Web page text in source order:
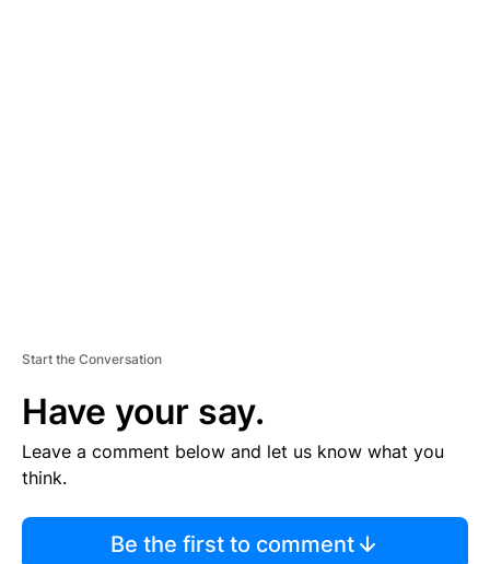
Start the Conversation
Have your say.
Leave a comment below and let us know what you
think.
Be the first to comment